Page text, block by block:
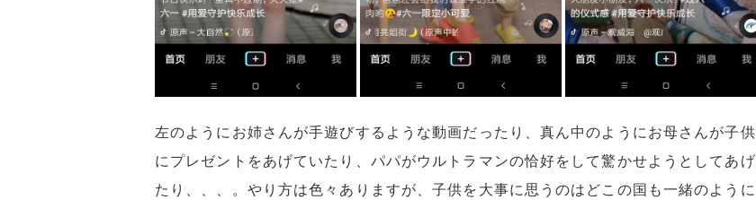
左のようにお姉さんが手遊びするような動画だったり、真ん中のようにお母さんが子供
にプレゼントをあげていたり、パパがウルトラマンの恰好をして驚かせようとしてあげ
たり、、、。やり方は色々ありますが、子供を大事に思うのはどこの国も一緒のように